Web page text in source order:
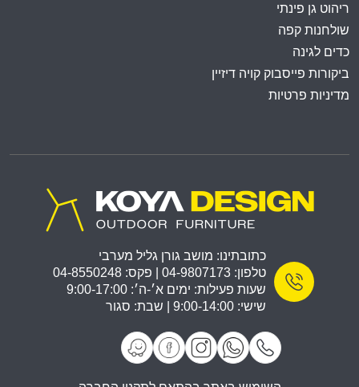
ריהוט גן פינתי
שולחנות קפה
כדים לגינה
ביקורות פייסבוק קויה דיזיין
מדיניות פרטיות
כתובתינו: מושב גורן גליל מערבי
טלפון: 04-9807173 | פקס: 04-8550248
שעות פעילות: ימים א׳-ה׳: 9:00-17:00
שישי: 9:00-14:00 | שבת: סגור